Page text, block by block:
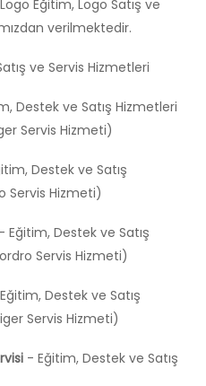
Eğitim, Logo Satış ve
verilmektedir.
ve Servis Hizmetleri
Destek ve Satış Hizmetleri
Servis Hizmeti)
Destek ve Satış
Servis Hizmeti)
- Eğitim, Destek ve Satış
Servis Hizmeti)
Destek ve Satış
Servis Hizmeti)
- Eğitim, Destek ve Satış